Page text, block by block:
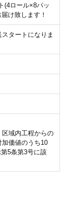
(4ロール×8パッ
け致します！
タートになりま
域内工程からの
価値のうち10
5条第3号に該